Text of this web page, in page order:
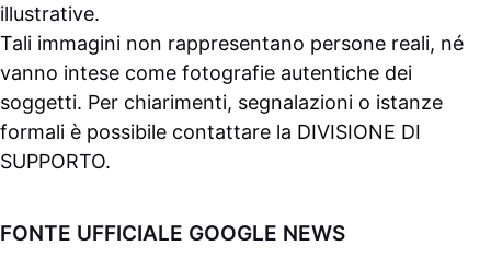
illustrative.
Tali immagini non rappresentano persone reali, né
vanno intese come fotografie autentiche dei
soggetti. Per chiarimenti, segnalazioni o istanze
formali è possibile contattare la DIVISIONE DI
SUPPORTO.
FONTE UFFICIALE GOOGLE NEWS